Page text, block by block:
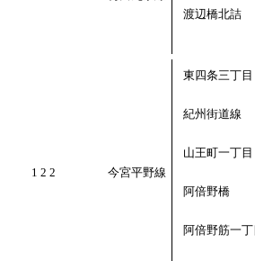
渡辺橋北詰
1 2 2 今宮平野線
東四条三丁目
紀州街道線
山王町一丁目
阿倍野橋
阿倍野筋一丁